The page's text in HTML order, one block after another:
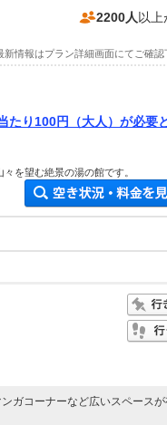
2200人 以
情報はプラン詳細画面にてご確認
り100円（大人）が必要
を望む絶景の湯の館です。
ガコーナーなど広いスペース